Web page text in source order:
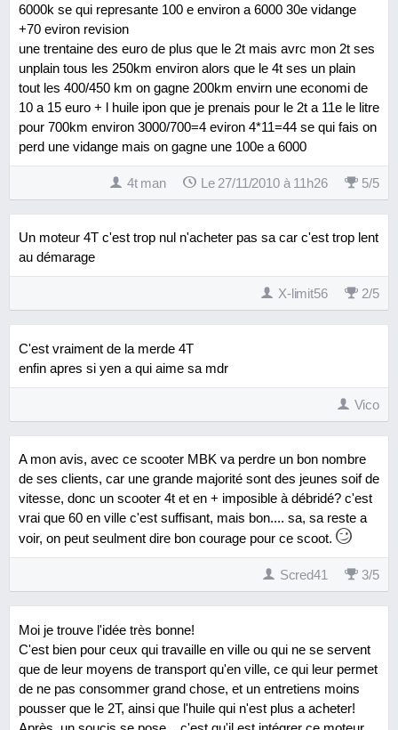
6000k se qui represante 100 e environ a 6000 30e vidange
+70 eviron revision
une trentaine des euro de plus que le 2t mais avrc mon 2t ses
unplain tous les 250km environ alors que le 4t ses un plain
tout les 400/450 km on gagne 200km envirn une economi de
10 a 15 euro + l huile ipon que je prenais pour le 2t a 11e le litre
pour 700km environ 3000/700=4 eviron 4*11=44 se qui fais on
perd une vidange mais on gagne une 100e a 6000
4t man Le 27/11/2010 à 11h26 5/5
Un moteur 4T c'est trop nul n'acheter pas sa car c'est trop lent
au démarage
X-limit56 2/5
C'est vraiment de la merde 4T
enfin apres si yen a qui aime sa mdr
Vico
A mon avis, avec ce scooter MBK va perdre un bon nombre
de ses clients, car une grande majorité sont des jeunes soif de
vitesse, donc un scooter 4t et en + imposible à débridé? c'est
vrai que 60 en ville c'est suffisant, mais bon.... sa, sa reste a
voir, on peut seulment dire bon courage pour ce scoot.
Scred41 3/5
Moi je trouve l'idée très bonne!
C'est bien pour ceux qui travaille en ville ou qui ne se servent
que de leur moyens de transport qu'en ville, ce qui leur permet
de ne pas consommer grand chose, et un entretiens moins
pousser que le 2T, ainsi que l'huile qui n'est plus a acheter!